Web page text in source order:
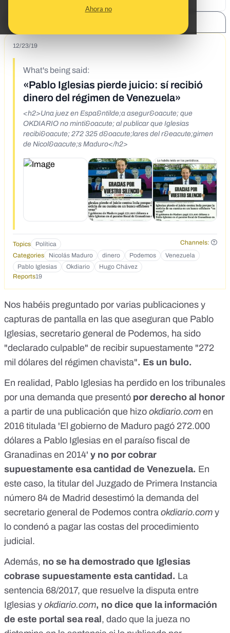
Ahora no
12/23/19
What's being said:
«Pablo Iglesias pierde juicio: sí recibió
dinero del régimen de Venezuela»
<h2>Una juez en Espa&ntilde;a asegur&oacute; que
OKDIARIO no minti&oacute; al publicar que Iglesias
recibi&oacute; 272 325 d&oacute;lares del r&eacute;gimen
de Nicol&aacute;s Maduro</h2>
Topics Política
Channels:
Categories
Nicolás Maduro dinero Podemos
Venezuela
Pablo Iglesias
Okdiario
Hugo Chávez
Reports19
Nos habéis preguntado por varias publicaciones y
capturas de pantalla en las que aseguran que Pablo
Iglesias, secretario general de Podemos, ha sido
"declarado culpable" de recibir supuestamente "272
mil dólares del régimen chavista". Es un bulo.
En realidad, Pablo Iglesias ha perdido en los tribunales
por una demanda que presentó por derecho al honor
a partir de una publicación que hizo okdiario.com en
2016 titulada 'El gobierno de Maduro pagó 272.000
dólares a Pablo Iglesias en el paraíso fiscal de
Granadinas en 2014' y no por cobrar
supuestamente esa cantidad de Venezuela. En
este caso, la titular del Juzgado de Primera Instancia
número 84 de Madrid desestimó la demanda del
secretario general de Podemos contra okdiario.com y
lo condenó a pagar las costas del procedimiento
judicial.
Además, no se ha demostrado que Iglesias
cobrase supuestamente esta cantidad. La
sentencia 68/2017, que resuelve la disputa entre
Iglesias y okdiario.com, no dice que la información
de este portal sea real , dado que la jueza no